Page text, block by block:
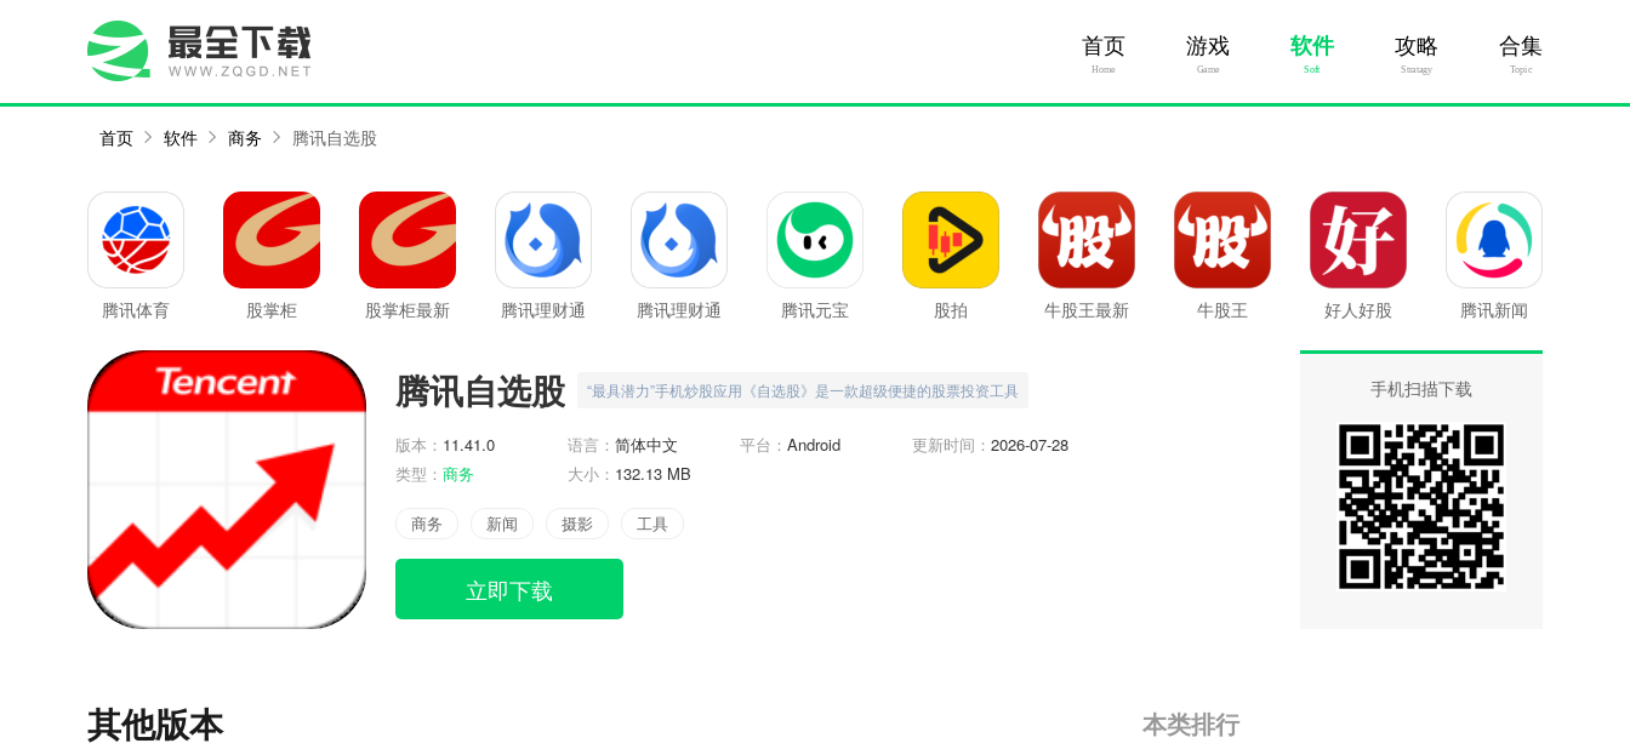
首页
Home
游戏
Game
软件
Soft
攻略
Stratagy
合集
Topic
首页 软件 商务 腾讯自选股
腾讯体育 股掌柜
股掌柜最新
腾讯理财通
腾讯理财通 腾讯元宝 股拍
牛股王最新
牛股王 好人好股 腾讯新闻
手机扫描下载
腾讯自选股 “最具潜力”手机炒股应用《自选股》是一款超级便捷的股票投资工具
版本： 11.41.0 语言： 简体中文 平台： Android 更新时间： 2026-07-28
类型： 商务 大小： 132.13 MB
商务 新闻 摄影 工具
立即下载
其他版本 本类排行